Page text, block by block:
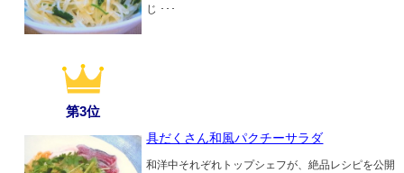
じ ･･･
第3位
具だくさん和風パクチーサラダ
和洋中それぞれトップシェフが、絶品レシピを公開